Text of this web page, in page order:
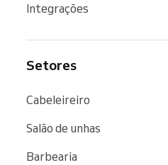
Integrações
Setores
Cabeleireiro
Salão de unhas
Barbearia